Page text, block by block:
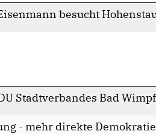
besucht
Stadtverbandes Bad
- mehr direkte